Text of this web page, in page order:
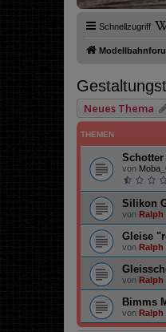
Schnellzugriff
Neues Thema
THEMEN
Schotter
von
Silikon
von Ralph
Gleise
von Ralph
von Ralph
Bimms
von Ralph